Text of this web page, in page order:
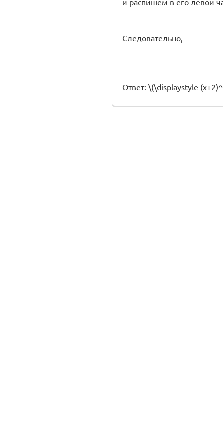
и распишем в его левой
Следовательно,
Ответ: \(\displaystyle